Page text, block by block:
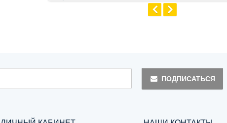
ПОДПИСАТЬСЯ